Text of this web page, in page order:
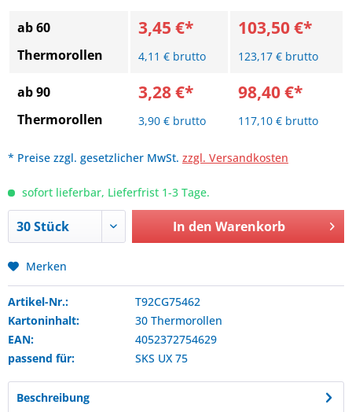
ab 60
Thermorollen
3,45 €*
4,11 € brutto
103,50 €*
123,17 € brutto
ab 90
Thermorollen
3,28 €*
3,90 € brutto
98,40 €*
117,10 € brutto
* Preise zzgl. gesetzlicher MwSt. zzgl. Versandkosten
sofort lieferbar, Lieferfrist 1-3 Tage.
In den Warenkorb
Merken
Artikel-Nr.:
T92CG75462
Kartoninhalt:
30 Thermorollen
EAN:
4052372754629
passend für:
SKS UX 75
Beschreibung